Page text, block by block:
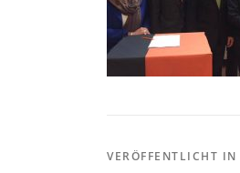
VERÖFFENTLICHT IN